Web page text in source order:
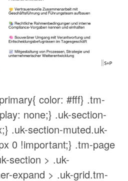
color: #fff} .tm-
none;} .uk-section-
.uk-section-muted.uk-
0 !important;} .tm-page
section > .uk-
expand > .uk-grid.tm-